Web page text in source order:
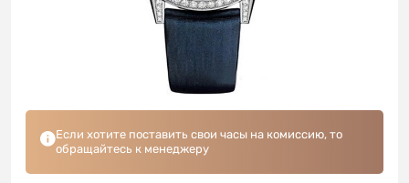
Если хотите поставить свои часы на комиссию, то
обращайтесь к менеджеру